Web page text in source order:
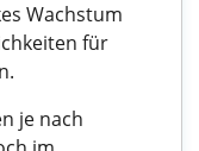
Wachstum
für
je nach